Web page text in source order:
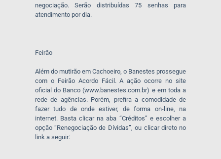
negociação. Serão distribuídas 75 senhas para
atendimento por dia.
Feirão
Além do mutirão em Cachoeiro, o Banestes prossegue
com o Feirão Acordo Fácil. A ação ocorre no site
oficial do Banco (www.banestes.com.br) e em toda a
rede de agências. Porém, prefira a comodidade de
fazer tudo de onde estiver, de forma on-line, na
internet. Basta clicar na aba “Créditos” e escolher a
opção “Renegociação de Dívidas”, ou clicar direto no
link a seguir: